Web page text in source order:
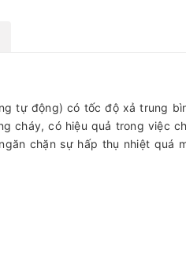
tự động) có tốc độ xả trung
cháy, có hiệu quả trong việc
chặn sự hấp thụ nhiệt quá